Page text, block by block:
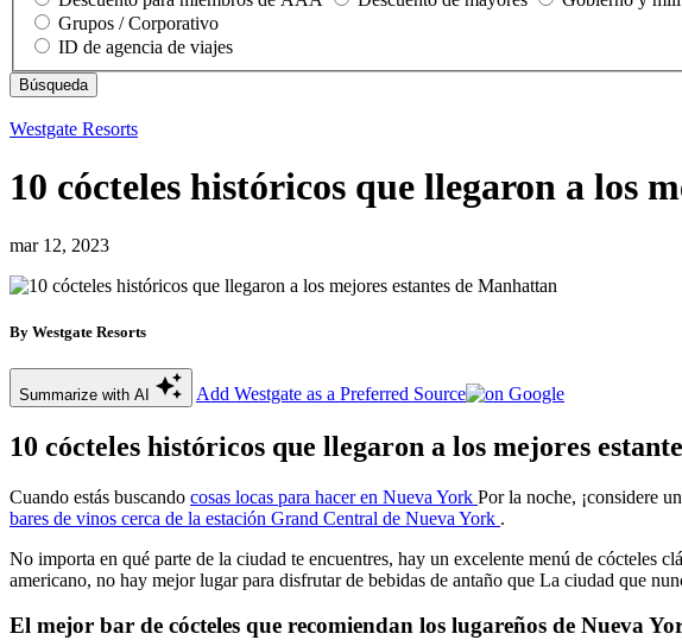
Grupos / Corporativo
ID de agencia de viajes
Westgate Resorts
10 cócteles históricos que llegaron a los
mar 12, 2023
By Westgate Resorts
Summarize with AI Add Westgate as a Preferred Source
10 cócteles históricos que llegaron a los mejores
Cuando estás buscando cosas locas para hacer en Nueva York Por la noche, ¡considere
bares de vinos cerca de la estación Grand Central de Nueva York .
No importa en qué parte de la ciudad te encuentres, hay un excelente menú de cócteles
americano, no hay mejor lugar para disfrutar de bebidas de antaño que La ciudad que
El mejor bar de cócteles que recomiendan los lugareños de Nueva